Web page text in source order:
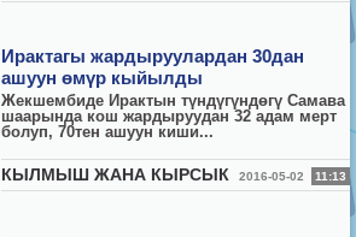
Ирактагы жардыруулардан 30дан
ашуун өмүр кыйылды
Жекшембиде Ирактын түндүгүндөгү Самава
шаарында кош жардыруудан 32 адам мерт
болуп, 70тен ашуун киши...
КЫЛМЫШ ЖАНА КЫРСЫК 2016-05-02 11:13